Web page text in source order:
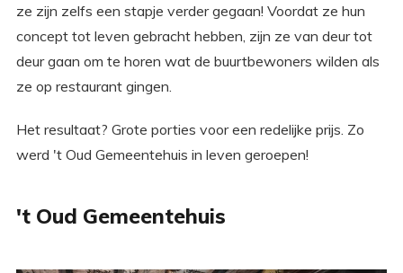
ze zijn zelfs een stapje verder gegaan! Voordat ze hun
concept tot leven gebracht hebben, zijn ze van deur tot
deur gaan om te horen wat de buurtbewoners wilden als
ze op restaurant gingen.
Het resultaat? Grote porties voor een redelijke prijs. Zo
werd 't Oud Gemeentehuis in leven geroepen!
't Oud Gemeentehuis